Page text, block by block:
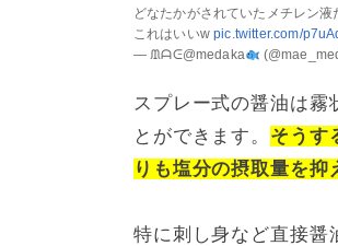
どなたかがされていたメチレン液
これはいいwpic.twitter.com/
— ᙢᗩᕮ@medaka
スプレー式の醤油は霧
とができます。 そうす
りも塩分の摂取量を抑
特に刺し身など直接醤